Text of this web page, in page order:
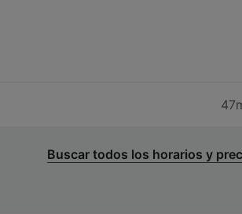
Buscar todos los horarios y